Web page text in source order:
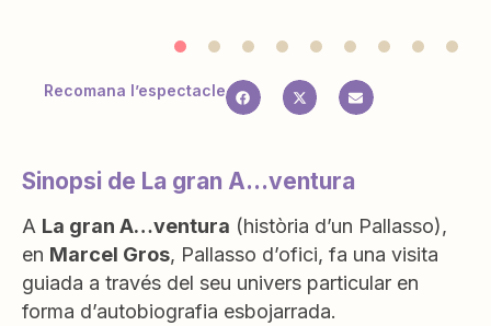
Recomana l’espectacle
Sinopsi de La gran A...ventura
A La gran A…ventura (història d’un Pallasso),
en Marcel Gros, Pallasso d’ofici, fa una visita
guiada a través del seu univers particular en
forma d’autobiografia esbojarrada.